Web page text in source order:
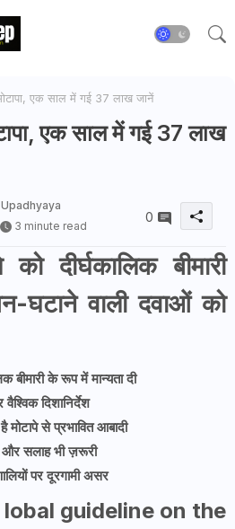
एक साल में गई 37 लाख जानें
एक साल में गई 37 लाख
3 minute read
0
दीर्घकालिक बीमारी
घटाने वाली दवाओं को
बीमारी के रूप में मान्यता दी
दिशानिर्देश
से प्रभावित आबादी
और सलाह भी ज़रूरी
पर दूरगामी असर
guideline on the